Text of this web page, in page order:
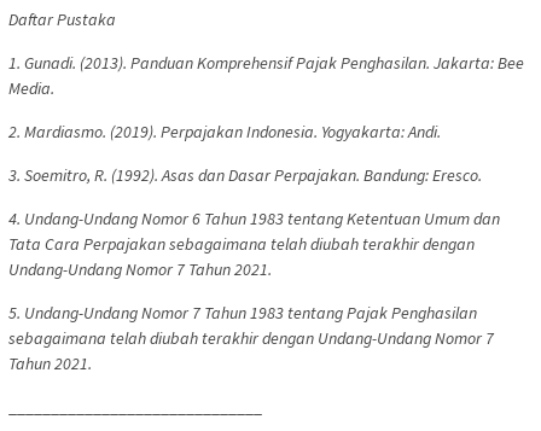
Daftar Pustaka
1. Gunadi. (2013). Panduan Komprehensif Pajak Penghasilan. Jakarta: Bee
Media.
2. Mardiasmo. (2019). Perpajakan Indonesia. Yogyakarta: Andi.
3. Soemitro, R. (1992). Asas dan Dasar Perpajakan. Bandung: Eresco.
4. Undang-Undang Nomor 6 Tahun 1983 tentang Ketentuan Umum dan
Tata Cara Perpajakan sebagaimana telah diubah terakhir dengan
Undang-Undang Nomor 7 Tahun 2021.
5. Undang-Undang Nomor 7 Tahun 1983 tentang Pajak Penghasilan
sebagaimana telah diubah terakhir dengan Undang-Undang Nomor 7
Tahun 2021.